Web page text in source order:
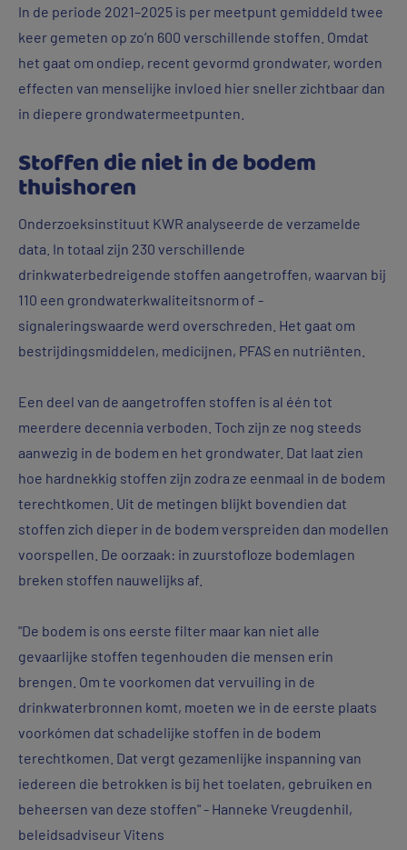
In de periode 2021–2025 is per meetpunt gemiddeld twee
keer gemeten op zo’n 600 verschillende stoffen. Omdat
het gaat om ondiep, recent gevormd grondwater, worden
effecten van menselijke invloed hier sneller zichtbaar dan
in diepere grondwatermeetpunten.
Stoffen die niet in de bodem
thuishoren
Onderzoeksinstituut KWR analyseerde de verzamelde
data. In totaal zijn 230 verschillende
drinkwaterbedreigende stoffen aangetroffen, waarvan bij
110 een grondwaterkwaliteitsnorm of -
signaleringswaarde werd overschreden. Het gaat om
bestrijdingsmiddelen, medicijnen, PFAS en nutriënten.
Een deel van de aangetroffen stoffen is al één tot
meerdere decennia verboden. Toch zijn ze nog steeds
aanwezig in de bodem en het grondwater. Dat laat zien
hoe hardnekkig stoffen zijn zodra ze eenmaal in de bodem
terechtkomen. Uit de metingen blijkt bovendien dat
stoffen zich dieper in de bodem verspreiden dan modellen
voorspellen. De oorzaak: in zuurstofloze bodemlagen
breken stoffen nauwelijks af.
"De bodem is ons eerste filter maar kan niet alle
gevaarlijke stoffen tegenhouden die mensen erin
brengen. Om te voorkomen dat vervuiling in de
drinkwaterbronnen komt, moeten we in de eerste plaats
voorkómen dat schadelijke stoffen in de bodem
terechtkomen. Dat vergt gezamenlijke inspanning van
iedereen die betrokken is bij het toelaten, gebruiken en
beheersen van deze stoffen" - Hanneke Vreugdenhil,
beleidsadviseur Vitens